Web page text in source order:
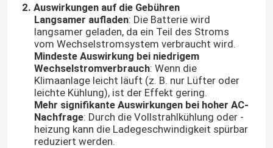
2. Auswirkungen auf die Gebühren
Langsamer aufladen: Die Batterie wird
langsamer geladen, da ein Teil des Stroms
vom Wechselstromsystem verbraucht wird.
Mindeste Auswirkung bei niedrigem
Wechselstromverbrauch: Wenn die
Klimaanlage leicht läuft (z. B. nur Lüfter oder
leichte Kühlung), ist der Effekt gering.
Mehr signifikante Auswirkungen bei hoher AC-
Nachfrage: Durch die Vollstrahlkühlung oder -
heizung kann die Ladegeschwindigkeit spürbar
reduziert werden.